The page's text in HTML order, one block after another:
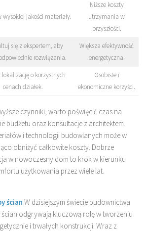
wysokiej jakości materiały.
Niższe koszty
utrzymania w
przyszłości.
się z ekspertem, aby
rozwiązania.
Większa efektywność
energetyczna.
lokalizację o korzystnych
cenach działek.
Osobiste i
ekonomiczne korzyści.
czynniki, warto poświęcić czas na
budżetu oraz konsultacje z architektem.
i technologii budowlanych może w
obniżyć całkowite koszty. Dobrze
w nowoczesny dom to krok w kierunku
użytkowania przez wiele lat.
ścian W dzisiejszym świecie budownictwa
odgrywają kluczową rolę w tworzeniu
i trwałych konstrukcji. Wraz z